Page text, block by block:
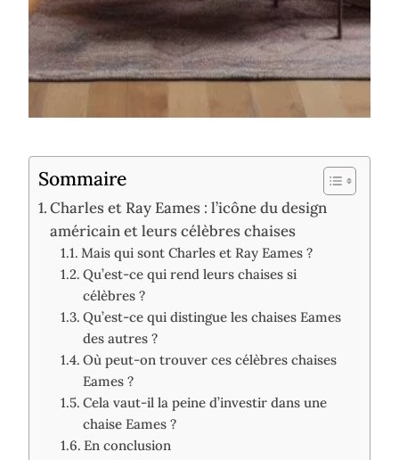
Sommaire
Charles et Ray Eames : l’icône du design
américain et leurs célèbres chaises
Mais qui sont Charles et Ray Eames ?
Qu’est-ce qui rend leurs chaises si
célèbres ?
Qu’est-ce qui distingue les chaises Eames
des autres ?
Où peut-on trouver ces célèbres chaises
Eames ?
Cela vaut-il la peine d’investir dans une
chaise Eames ?
En conclusion